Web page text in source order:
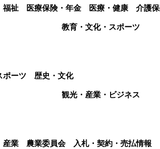
福祉 医療保険・年金 医療・健康
介護
教育・文化・スポーツ
ポーツ
歴史・文化
観光・産業・ビジネス
産業 農業委員会
入札・契約・売払情報